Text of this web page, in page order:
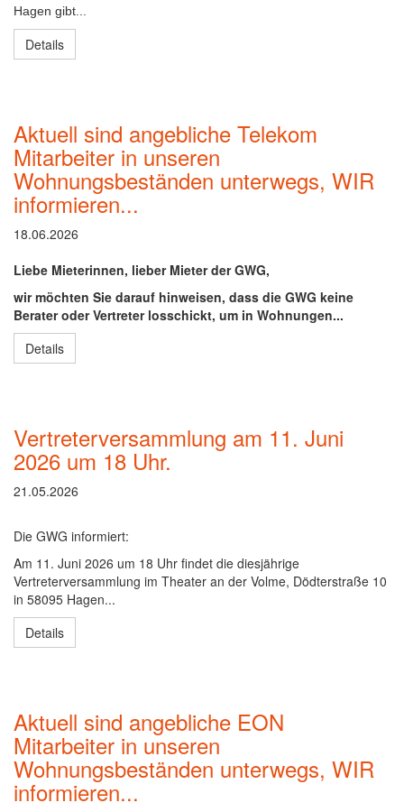
Hagen gibt...
Details
Aktuell sind angebliche Telekom
Mitarbeiter in unseren
Wohnungsbeständen unterwegs, WIR
informieren...
18.06.2026
Liebe Mieterinnen, lieber Mieter der GWG,
wir möchten Sie darauf hinweisen, dass die GWG keine
Berater oder Vertreter losschickt, um in Wohnungen...
Details
Vertreterversammlung am 11. Juni
2026 um 18 Uhr.
21.05.2026
Die GWG informiert:
Am 11. Juni 2026 um 18 Uhr findet die diesjährige
Vertreterversammlung im Theater an der Volme, Dödterstraße 10
in 58095 Hagen...
Details
Aktuell sind angebliche EON
Mitarbeiter in unseren
Wohnungsbeständen unterwegs, WIR
informieren...